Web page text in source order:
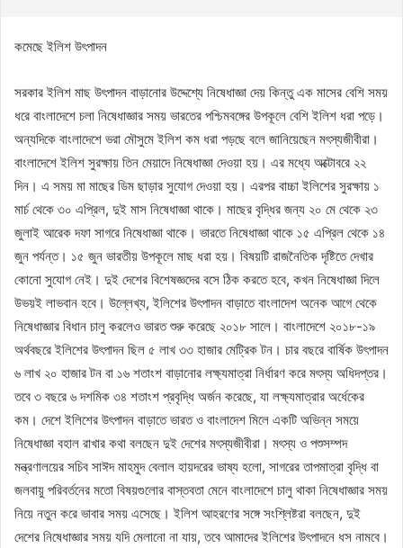
কমেছে ইলিশ উৎপাদন
সরকার ইলিশ মাছ উৎপাদন বাড়ানোর উদ্দেশ্যে নিষেধাজ্ঞা দেয় কিন্তু এক মাসের বেশি সময়
ধরে বাংলাদেশে চলা নিষেধাজ্ঞার সময় ভারতের পশ্চিমবঙ্গের উপকূলে বেশি ইলিশ ধরা পড়ে।
অন্যদিকে বাংলাদেশে ভরা মৌসুমে ইলিশ কম ধরা পড়ছে বলে জানিয়েছেন মৎস্যজীবীরা।
বাংলাদেশে ইলিশ সুরক্ষায় তিন মেয়াদে নিষেধাজ্ঞা দেওয়া হয়। এর মধ্যে অক্টোবরে ২২
দিন। এ সময় মা মাছের ডিম ছাড়ার সুযোগ দেওয়া হয়। এরপর বাচ্চা ইলিশের সুরক্ষায় ১
মার্চ থেকে ৩০ এপ্রিল, দুই মাস নিষেধাজ্ঞা থাকে। মাছের বৃদ্ধির জন্য ২০ মে থেকে ২৩
জুলাই আরেক দফা সাগরে নিষেধাজ্ঞা থাকে। ভারতে নিষেধাজ্ঞা থাকে ১৫ এপ্রিল থেকে ১৪
জুন পর্যন্ত। ১৫ জুন ভারতীয় উপকূলে মাছ ধরা হয়। বিষয়টি রাজনৈতিক দৃষ্টিতে দেখার
কোনো সুযোগ নেই। দুই দেশের বিশেষজ্ঞদের বসে ঠিক করতে হবে, কখন নিষেধাজ্ঞা দিলে
উভয়ই লাভবান হবে। উল্লেখ্য, ইলিশের উৎপাদন বাড়াতে বাংলাদেশ অনেক আগে থেকে
নিষেধাজ্ঞার বিধান চালু করলেও ভারত শুরু করেছে ২০১৮ সালে। বাংলাদেশে ২০১৮-১৯
অর্থবছরে ইলিশের উৎপাদন ছিল ৫ লাখ ৩৩ হাজার মেট্রিক টন। চার বছরে বার্ষিক উৎপাদন
৬ লাখ ২০ হাজার টন বা ১৬ শতাংশ বাড়ানোর লক্ষ্যমাত্রা নির্ধারণ করে মৎস্য অধিদপ্তর।
তবে ৩ বছরে ৬ দশমিক ৩৪ শতাংশ প্রবৃদ্ধি অর্জন করেছে, যা লক্ষ্যমাত্রার অর্ধেকের
কম। দেশে ইলিশের উৎপাদন বাড়াতে ভারত ও বাংলাদেশ মিলে একটি অভিন্ন সময়ে
নিষেধাজ্ঞা বহাল রাখার কথা বলছেন দুই দেশের মৎস্যজীবীরা। মৎস্য ও পশুসম্পদ
মন্ত্রণালয়ের সচিব সাঈদ মাহমুদ বেলাল হায়দরের ভাষ্য হলো, সাগরের তাপমাত্রা বৃদ্ধি বা
জলবায়ু পরিবর্তনের মতো বিষয়গুলোর বাস্তবতা মেনে বাংলাদেশে চালু থাকা নিষেধাজ্ঞার সময়
নিয়ে নতুন করে ভাবার সময় এসেছে। ইলিশ আহরণের সঙ্গে সংশ্লিষ্টরা বলছেন, দুই
দেশের নিষেধাজ্ঞার সময় যদি মেলানো না যায়, তবে আমাদের ইলিশের উৎপাদনে ধস নামবে।